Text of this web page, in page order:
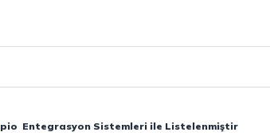
pio Entegrasyon Sistemleri ile Listelenmiştir